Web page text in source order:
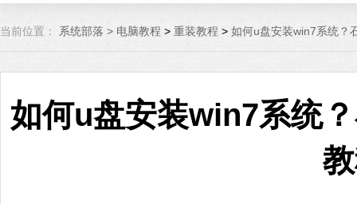
当前位置： 系统部落 > 电脑教程 > 重装教程 > 如何u盘安装win7系统？
如何u盘安装win7系统